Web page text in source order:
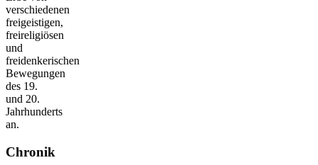
verschiedenen
freigeistigen,
freireligiösen
und
freidenkerischen
Bewegungen
des 19.
und 20.
Jahrhunderts
an.
Chronik